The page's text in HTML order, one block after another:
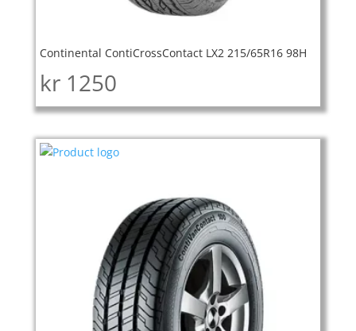
Continental ContiCrossContact LX2 215/65R16 98H
kr 1250